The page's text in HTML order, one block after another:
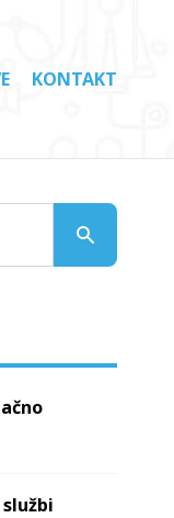
KONTAKT